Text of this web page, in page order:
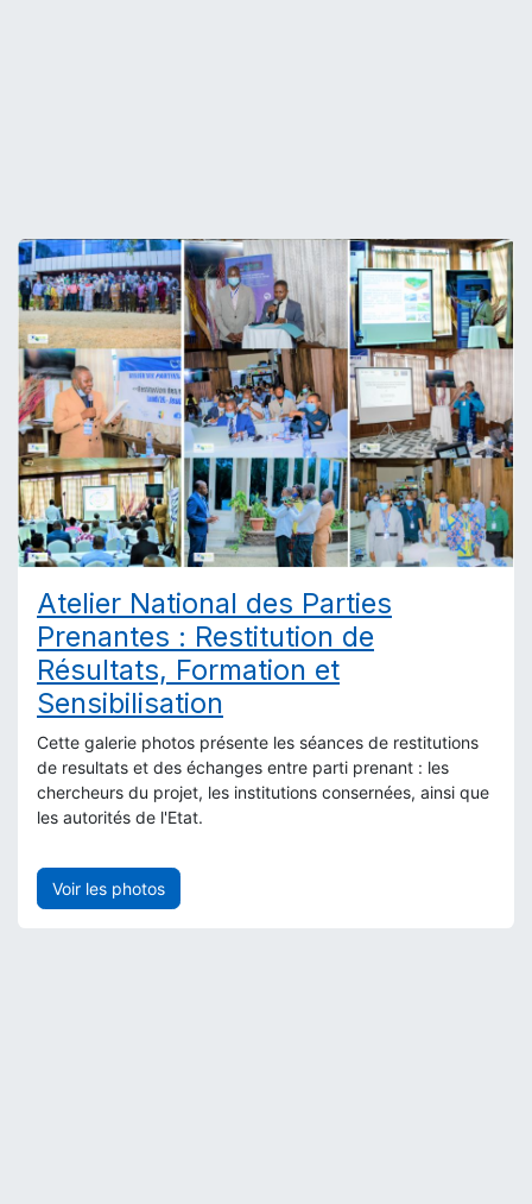
Atelier National des Parties
Prenantes : Restitution de
Résultats, Formation et
Sensibilisation
Cette galerie photos présente les séances de restitutions
de resultats et des échanges entre parti prenant : les
chercheurs du projet, les institutions consernées, ainsi que
les autorités de l'Etat.
Voir les photos